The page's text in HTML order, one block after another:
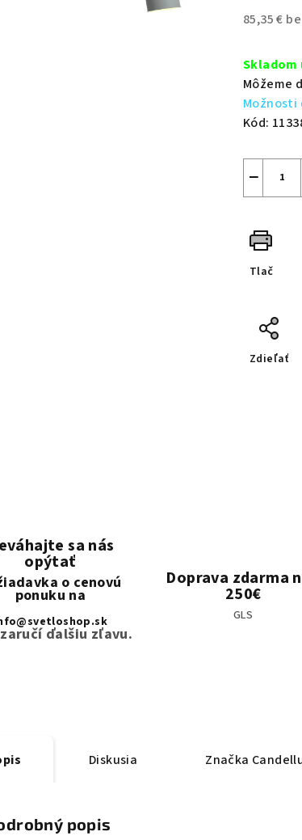
z
85,35 €
cena:
Skladom
Môžeme
Možnosti
Kód:
−
Tlač
Zdieľať
sa nás
opýtať
o cenovú
ponuku na
ďalšiu zľavu.
Doprava zdarma
250€
GLS
Diskusia Značka
popis